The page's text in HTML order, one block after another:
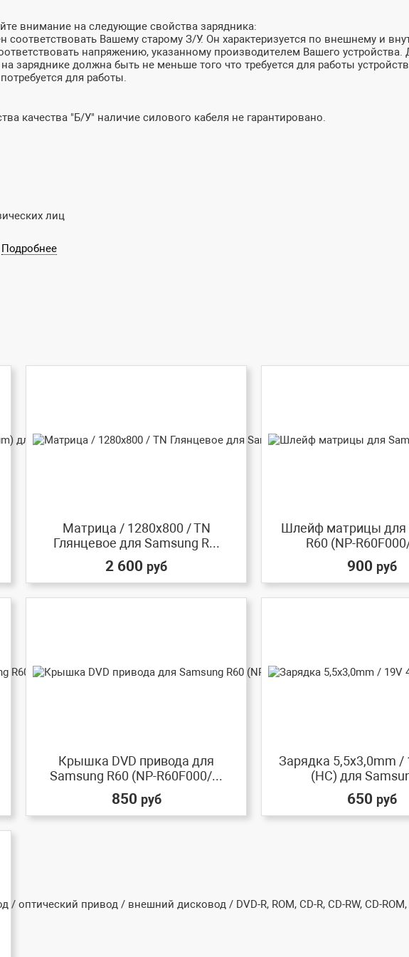
внимание на следующие свойства зарядника:
соответствовать Вашему старому З/У. Он характеризуется по внешнему и
напряжению, указанному производителем Вашего устройства.
заряднике должна быть не меньше того что требуется для работы
для работы.
качества "Б/У" наличие силового кабеля не гарантировано.
лиц
Подробнее
Матрица / 1280x800 / TN
Глянцевое для Samsung R...
2 600 руб
Шлейф матрицы для
R60 (NP-
900 руб
Крышка DVD привода для
Samsung R60 (NP-R60F000/...
850 руб
Зарядка 5,5x3,0mm /
(HC) для
650 руб